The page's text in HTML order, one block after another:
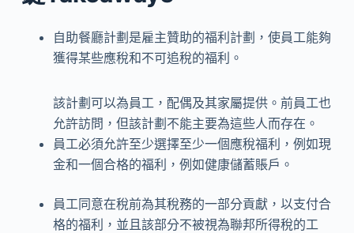
自助餐廳計劃是雇主贊助的福利計劃，使員工能夠
獲得某些應稅和不可追稅的福利。
該計劃可以為員工，配偶及其家屬提供。前員工也
允許訪問，但該計劃不能主要為這些人而存在。
員工必須允許至少選擇至少一個應稅福利，例如現
金和一個合格的福利，例如健康儲蓄賬戶。
員工同意在稅前為其稅務的一部分貢獻，以支付合
格的福利，並且該部分不被視為聯邦所得稅的工